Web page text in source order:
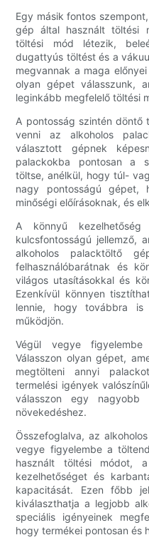
Egy másik fontos
gép által használt töltési
töltési mód létezik,
dugattyús töltést és a
megvannak a maga
olyan gépet válasszunk,
leginkább megfelelő töltési
A pontosság szintén döntő
venni az alkoholos
választott gépnek
palackokba pontosan a
töltse, anélkül, hogy túl-
nagy pontosságú gépet,
minőségi előírásoknak, és
A könnyű
kulcsfontosságú jellemző,
alkoholos palacktöltő
felhasználóbarátnak és
világos utasításokkal és
Ezenkívül könnyen
lennie, hogy továbbra is
működjön.
Végül vegye
Válasszon olyan gépet,
megtölteni annyi
termelési igények
válasszon egy nagyobb
növekedéshez.
Összefoglalva, az
vegye figyelembe a
használt töltési módot,
kezelhetőséget és
kapacitását. Ezen főbb
kiválaszthatja a legjobb
speciális igényeinek
hogy termékei pontosan és